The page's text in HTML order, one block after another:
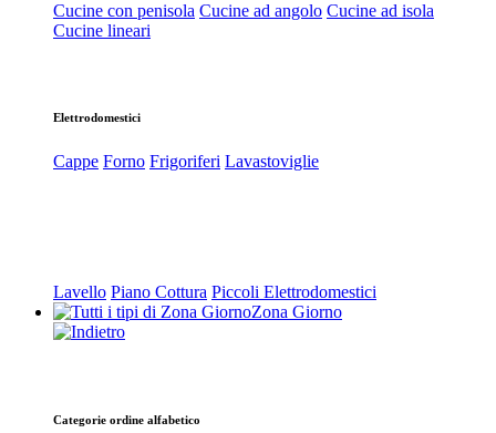
Cucine con penisola Cucine ad angolo Cucine ad isola
Cucine lineari
Elettrodomestici
Cappe Forno Frigoriferi Lavastoviglie
Lavello Piano Cottura Piccoli Elettrodomestici
Zona Giorno
Categorie ordine alfabetico